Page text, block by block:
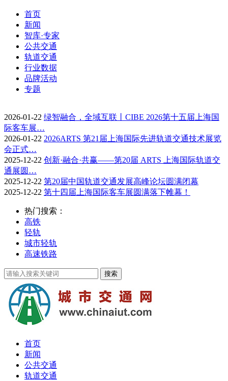
首页
新闻
智库·专家
公共交通
轨道交通
行业数据
品牌活动
专题
2026-01-22 绿智融合，全域互联丨CIBE 2026第十五届上海国
际客车展…
2026-01-22 2026ARTS 第21届上海国际先进轨道交通技术展览
会正式…
2025-12-22 创新·融合·共赢——第20届 ARTS 上海国际轨道交
通展圆…
2025-12-22 第20届中国轨道交通发展高峰论坛圆满闭幕
2025-12-22 第十四届上海国际客车展圆满落下帷幕！
热门搜索：
高铁
轻轨
城市轻轨
高速铁路
首页
新闻
公共交通
轨道交通